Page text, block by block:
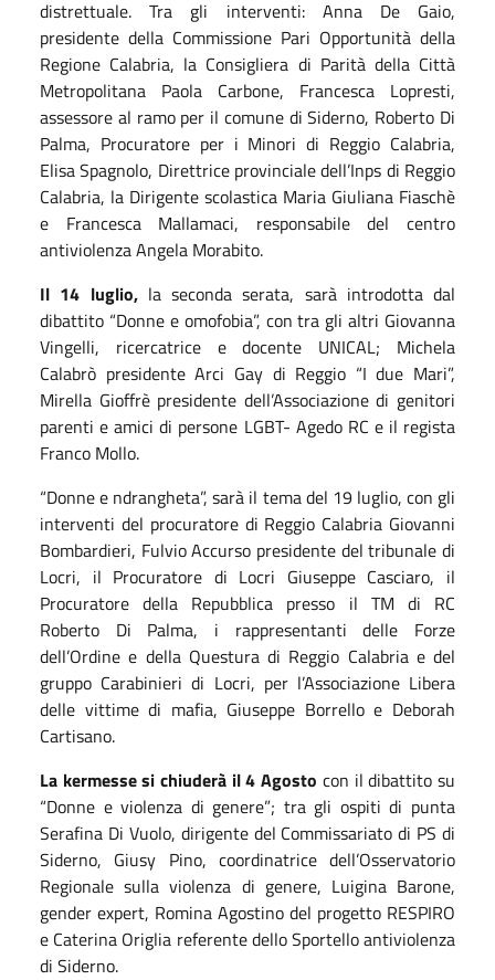
distrettuale. Tra gli interventi: Anna De Gaio,
presidente della Commissione Pari Opportunità della
Regione Calabria, la Consigliera di Parità della Città
Metropolitana Paola Carbone, Francesca Lopresti,
assessore al ramo per il comune di Siderno, Roberto Di
Palma, Procuratore per i Minori di Reggio Calabria,
Elisa Spagnolo, Direttrice provinciale dell’Inps di Reggio
Calabria, la Dirigente scolastica Maria Giuliana Fiaschè
e Francesca Mallamaci, responsabile del centro
antiviolenza Angela Morabito.
Il 14 luglio,la seconda serata, sarà introdotta dal
dibattito “Donne e omofobia”, con tra gli altri Giovanna
Vingelli, ricercatrice e docente UNICAL; Michela
Calabrò presidente Arci Gay di Reggio “I due Mari”,
Mirella Gioffrè presidente dell’Associazione di genitori
parenti e amici di persone LGBT- Agedo RC e il regista
Franco Mollo.
“Donne e ndrangheta”, sarà il tema del 19 luglio, con gli
interventi del procuratore di Reggio Calabria Giovanni
Bombardieri, Fulvio Accurso presidente del tribunale di
Locri, il Procuratore di Locri Giuseppe Casciaro, il
Procuratore della Repubblica presso il TM di RC
Roberto Di Palma, i rappresentanti delle Forze
dell’Ordine e della Questura di Reggio Calabria e del
gruppo Carabinieri di Locri, per l’Associazione Libera
delle vittime di mafia, Giuseppe Borrello e Deborah
Cartisano.
La kermesse si chiuderà il 4 Agosto con il dibattito su
“Donne e violenza di genere”; tra gli ospiti di punta
Serafina Di Vuolo, dirigente del Commissariato di PS di
Siderno, Giusy Pino, coordinatrice dell’Osservatorio
Regionale sulla violenza di genere, Luigina Barone,
gender expert, Romina Agostino del progetto RESPIRO
e Caterina Origlia referente dello Sportello antiviolenza
di Siderno.